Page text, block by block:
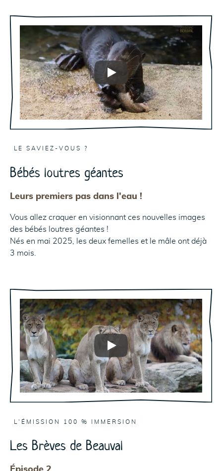
Play
LE SAVIEZ-VOUS ?
Bébés loutres géantes
Leurs premiers pas dans l'eau !
Vous allez craquer en visionnant ces nouvelles images
des bébés loutres géantes !
Nés en mai 2025, les deux femelles et le mâle ont déjà
3 mois.
Play
L'ÉMISSION 100 % IMMERSION
Les Brèves de Beauval